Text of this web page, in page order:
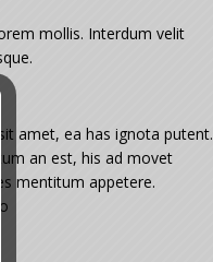
mollis. Interdum velit
amet, ea has ignota putent.
an est, his ad movet
mentitum appetere.